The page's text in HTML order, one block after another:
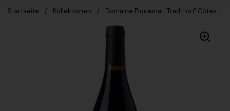
Startseite / Kollektionen / Domaine Piquemal "Tradition" Côtes du